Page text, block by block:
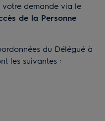
votre demande via le
de la Personne
du Délégué à
les suivantes :